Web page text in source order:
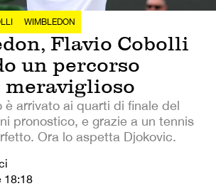
WIMBLEDON
Flavio Cobolli
un percorso
meraviglioso
è arrivato ai quarti di finale del
pronostico, e grazie a un tennis
Ora lo aspetta Djokovic.
18:18